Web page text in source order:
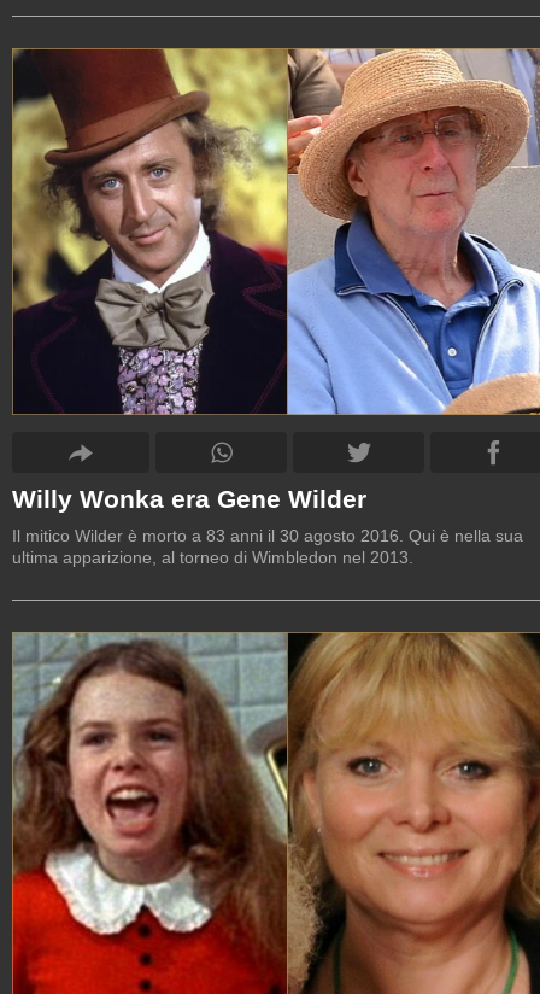
Willy Wonka era Gene Wilder
Il mitico Wilder è morto a 83 anni il 30 agosto 2016. Qui è nella sua
ultima apparizione, al torneo di Wimbledon nel 2013.